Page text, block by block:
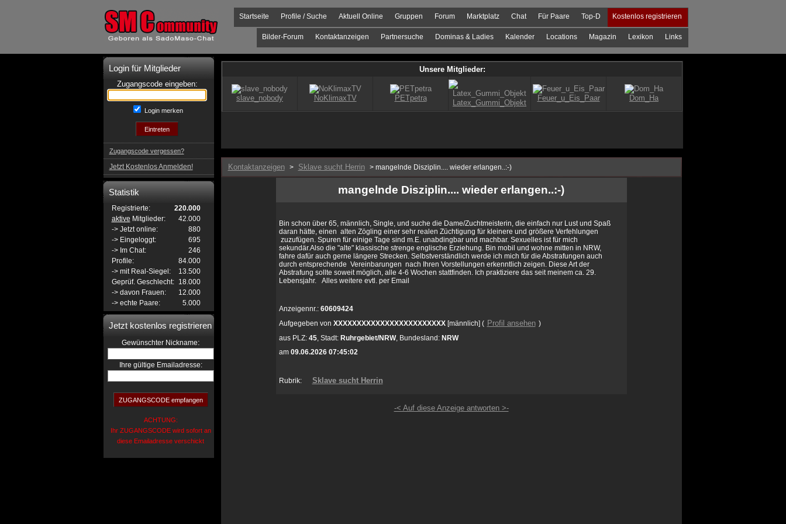
Kostenlos registrieren
Top-D
Für Paare
Chat
Marktplatz
Forum
Gruppen
Aktuell Online
Profile / Suche
Startseite
Links
Lexikon
Magazin
Locations
Kalender
Dominas & Ladies
Partnersuche
Kontaktanzeigen
Bilder-Forum
Login für Mitglieder
Zugangscode eingeben:
Login merken
Zugangscode vergessen?
Jetzt Kostenlos Anmelden!
Statistik
Registrierte:
220.000
aktive Mitglieder:
42.000
-> Jetzt online:
880
-> Eingeloggt:
695
-> Im Chat:
246
Profile:
84.000
-> mit Real-Siegel:
13.500
Geprüf. Geschlecht:
18.000
-> davon Frauen:
12.000
-> echte Paare:
5.000
Jetzt kostenlos registrieren
Gewünschter Nickname:
Ihre gültige Emailadresse:
ACHTUNG:
Ihr ZUGANGSCODE wird sofort an
diese Emailadresse verschickt
Kontaktanzeigen > Sklave sucht Herrin > mangelnde Disziplin.... wieder erlangen..:-)
mangelnde Disziplin.... wieder erlangen..:-)
Bin schon über 65, männlich, Single, und suche die Dame/Zuchtmeisterin, die einfach nur Lust und Spaß
daran hätte, einen alten Zögling einer sehr realen Züchtigung für kleinere und größere Verfehlungen
zuzufügen. Spuren für einige Tage sind m.E. unabdingbar und machbar. Sexuelles ist für mich
sekundär.Also die "alte" klassische strenge englische Erziehung. Bin mobil und wohne mitten in NRW,
fahre dafür auch gerne längere Strecken. Selbstverständlich werde ich mich für die Abstrafungen auch
durch entsprechende Vereinbarungen nach Ihren Vorstellungen erkenntlich zeigen. Diese Art der
Abstrafung sollte soweit möglich, alle 4-6 Wochen stattfinden. Ich praktiziere das seit meinem ca. 29.
Lebensjahr. Alles weitere evtl. per Email
Anzeigennr.: 60609424
Aufgegeben von XXXXXXXXXXXXXXXXXXXXXXXX[männlich] ( Profil ansehen )
aus PLZ: 45, Stadt: Ruhrgebiet/NRW, Bundesland: NRW
am 09.06.2026 07:45:02
Rubrik: Sklave sucht Herrin
-< Auf diese Anzeige antworten >-